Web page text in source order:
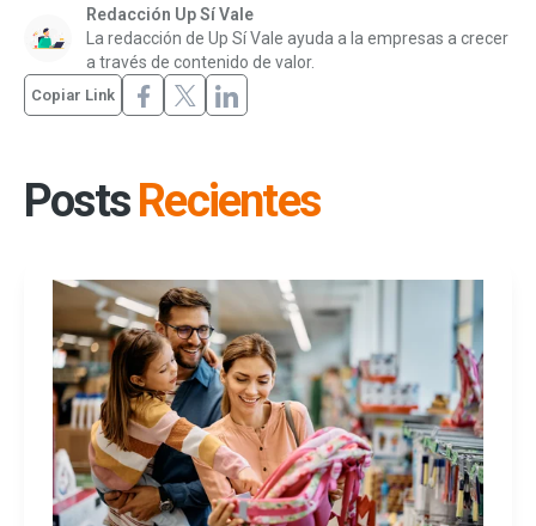
Redacción Up Sí Vale
La redacción de Up Sí Vale ayuda a la empresas a crecer
a través de contenido de valor.
Copiar Link
PostsRecientes